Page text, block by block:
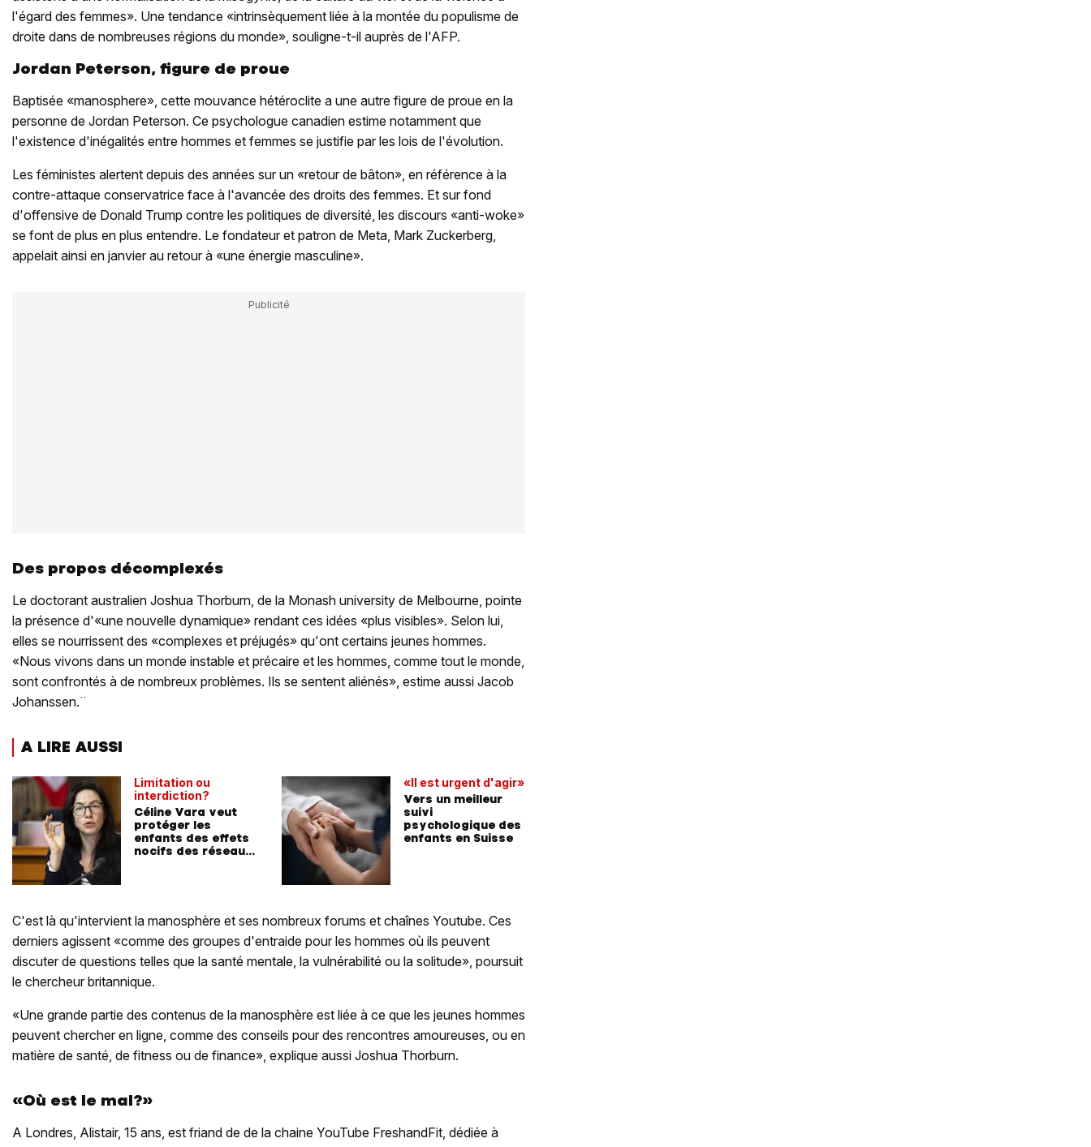
l'égard des femmes». Une tendance «intrinsèquement liée à la montée du populisme de
droite dans de nombreuses régions du monde», souligne-t-il auprès de l'AFP.
Jordan Peterson, figure de proue
Baptisée «manosphere», cette mouvance hétéroclite a une autre figure de proue en la
personne de Jordan Peterson. Ce psychologue canadien estime notamment que
l'existence d'inégalités entre hommes et femmes se justifie par les lois de l'évolution.
Les féministes alertent depuis des années sur un «retour de bâton», en référence à la
contre-attaque conservatrice face à l'avancée des droits des femmes. Et sur fond
d'offensive de Donald Trump contre les politiques de diversité, les discours «anti-woke»
se font de plus en plus entendre. Le fondateur et patron de Meta, Mark Zuckerberg,
appelait ainsi en janvier au retour à «une énergie masculine».
Des propos décomplexés
Le doctorant australien Joshua Thorburn, de la Monash university de Melbourne, pointe
la présence d'«une nouvelle dynamique» rendant ces idées «plus visibles». Selon lui,
elles se nourrissent des «complexes et préjugés» qu'ont certains jeunes hommes.
«Nous vivons dans un monde instable et précaire et les hommes, comme tout le monde,
sont confrontés à de nombreux problèmes. Ils se sentent aliénés», estime aussi Jacob
Johanssen.¨
A LIRE AUSSI
Limitation ou
interdiction?
Céline Vara veut
protéger les
enfants des effets
nocifs des réseaux
«Il est urgent d'agir»
Vers un meilleur
suivi
psychologique des
enfants en Suisse
C'est là qu'intervient la manosphère et ses nombreux forums et chaînes Youtube. Ces
derniers agissent «comme des groupes d'entraide pour les hommes où ils peuvent
discuter de questions telles que la santé mentale, la vulnérabilité ou la solitude», poursuit
le chercheur britannique.
«Une grande partie des contenus de la manosphère est liée à ce que les jeunes hommes
peuvent chercher en ligne, comme des conseils pour des rencontres amoureuses, ou en
matière de santé, de fitness ou de finance», explique aussi Joshua Thorburn.
«Où est le mal?»
A Londres, Alistair, 15 ans, est friand de de la chaine YouTube FreshandFit, dédiée à